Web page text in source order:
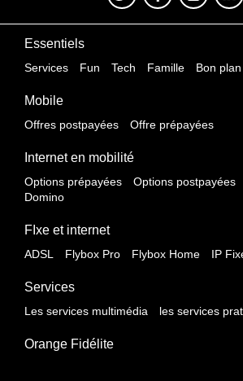
Essentiels
Services Fun Tech Famille Bon plan
Mobile
Offres postpayées Offre prépayées
Internet en mobilité
Options prépayées Options postpayées
Domino
FIxe et internet
ADSL Flybox Pro Flybox Home IP
Services
Les services multimédia les services
Orange Fidélite